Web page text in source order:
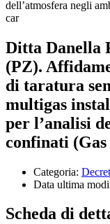
dell’atmosfera negli
car
Ditta Danella
(PZ).
di taratura
multigas
per l’analisi
confinati
Categoria:
Data ultima
Scheda di